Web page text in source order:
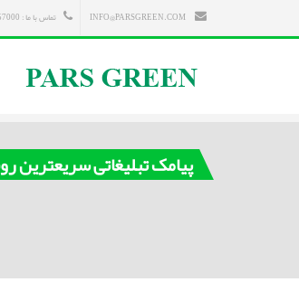
تماس با ما : 02141757000
پیامک تبلیغاتی سریعترین